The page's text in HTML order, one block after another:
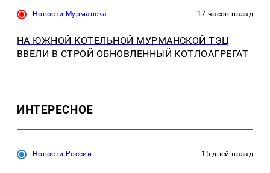
Новости Мурманска 17 часов назад
НА ЮЖНОЙ КОТЕЛЬНОЙ МУРМАНСКОЙ ТЭЦ
ВВЕЛИ В СТРОЙ ОБНОВЛЕННЫЙ КОТЛОАГРЕГАТ
ИНТЕРЕСНОЕ
Новости России 15 дней назад